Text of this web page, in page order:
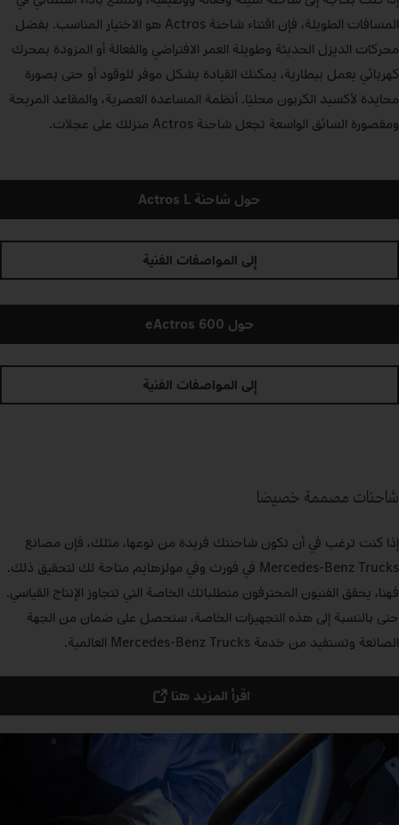
المسافات الطويلة، فإن اقتناء شاحنة Actros هو الاختيار المناسب. بفضل
محركات الديزل الحديثة وطويلة العمر الافتراضي والفعالة أو المزودة بمحرك
كهربائي يعمل ببطارية، يمكنك القيادة بشكل موفر للوقود أو حتى بصورة
محايدة لأكسيد الكربون محليًا. أنظمة المساعدة العصرية، والمقاعد المريحة
ومقصورة السائق الواسعة تجعل شاحنة Actros منزلك على عجلات.
حول شاحنة Actros L
إلى المواصفات الفنية
حول eActros 600
إلى المواصفات الفنية
شاحنات مصممة خصيصًا
إذا كنت ترغب في أن تكون شاحنتك فريدة من نوعها، مثلك، فإن مصانع
Mercedes‑Benz Trucks في فورث وفي مولزهايم متاحة لك لتحقيق ذلك.
فهنا، يحقق الفنيون المحترفون متطلباتك الخاصة التي تتجاوز الإنتاج القياسي.
حتى بالنسبة إلى هذه التجهيزات الخاصة، ستحصل على ضمان من الجهة
الصانعة وتستفيد من خدمة Mercedes‑Benz Trucks العالمية.
اقرأ المزيد هنا